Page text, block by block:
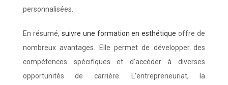
personnalisées.
En résumé, suivre une formation en esthétique offre de
nombreux avantages. Elle permet de développer des
compétences spécifiques et d’accéder à diverses
opportunités de carrière. L’entrepreneuriat, la